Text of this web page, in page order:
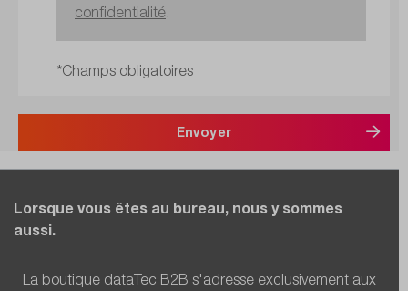
confidentialité.
*Champs obligatoires
Envoyer
Lorsque vous êtes au bureau, nous y sommes
aussi.
La boutique dataTec B2B s'adresse exclusivement aux